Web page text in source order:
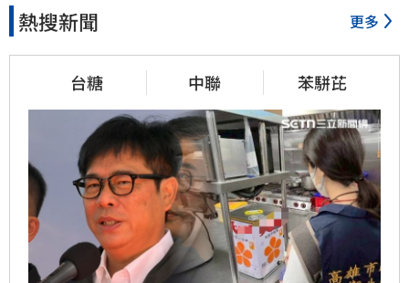
熱搜新聞 更多
台糖 中聯 苯駢芘